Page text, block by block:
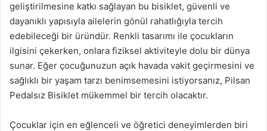
geliştirilmesine katkı sağlayan bu bisiklet, güvenli ve
dayanıklı yapısıyla ailelerin gönül rahatlığıyla tercih
edebileceği bir üründür. Renkli tasarımı ile çocukların
ilgisini çekerken, onlara fiziksel aktiviteyle dolu bir dünya
sunar. Eğer çocuğunuzun açık havada vakit geçirmesini ve
sağlıklı bir yaşam tarzı benimsemesini istiyorsanız, Pilsan
Pedalsız Bisiklet mükemmel bir tercih olacaktır.
Çocuklar için en eğlenceli ve öğretici deneyimlerden biri